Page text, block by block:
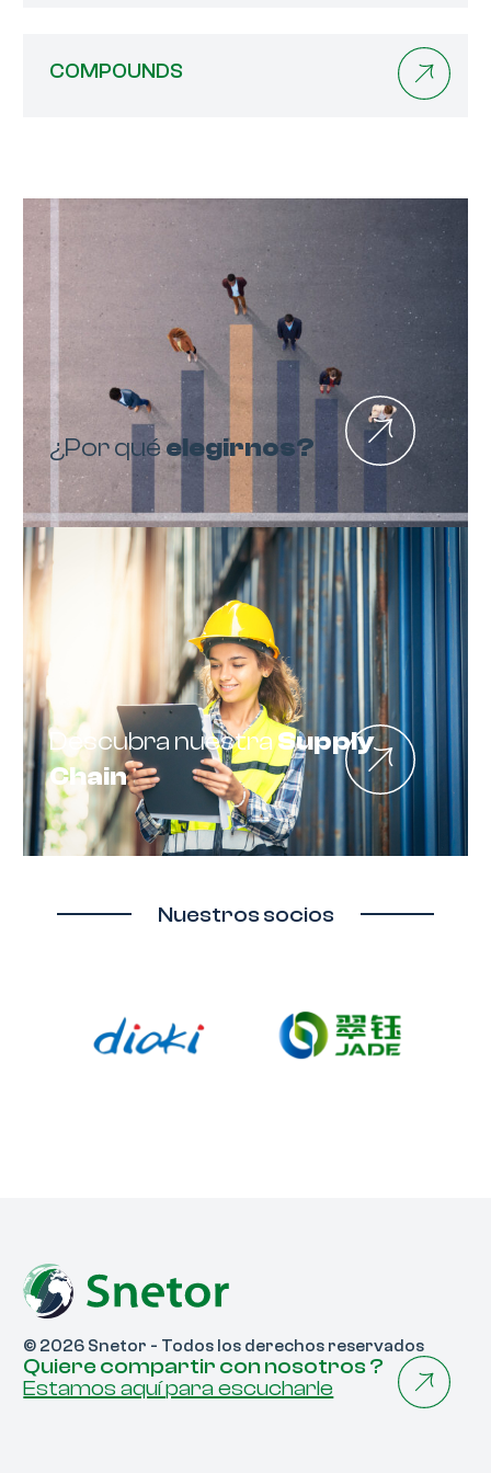
COMPOUNDS
¿Por quéelegirnos?
Descubra nuestraSupply
Chain
Nuestros socios
© 2026 Snetor - Todos los derechos reservados
Quiere compartir con nosotros ?
Estamos aquí para escucharle